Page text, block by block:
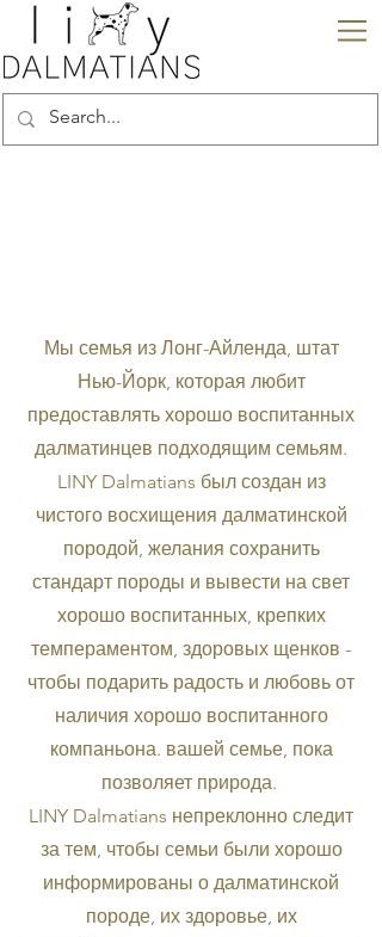
Мы семья из Лонг-Айленда, штат
Нью-Йорк, которая любит
предоставлять хорошо воспитанных
далматинцев подходящим семьям.
LINY Dalmatians был создан из
чистого восхищения далматинской
породой, желания сохранить
стандарт породы и вывести на свет
хорошо воспитанных, крепких
темпераментом, здоровых щенков -
чтобы подарить радость и любовь от
наличия хорошо воспитанного
компаньона. вашей семье, пока
позволяет природа.
LINY Dalmatians непреклонно следит
за тем, чтобы семьи были хорошо
информированы о далматинской
породе, их здоровье, их